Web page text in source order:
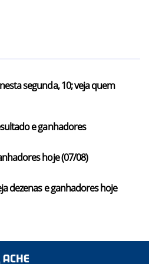
segunda, 10; veja quem
e ganhadores
hoje (07/08)
dezenas e ganhadores hoje